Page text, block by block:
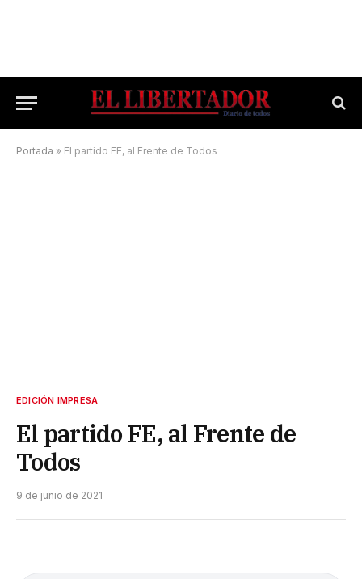
Portada » El partido FE, al Frente de Todos
EDICIÓN IMPRESA
El partido FE, al Frente de
Todos
9 de junio de 2021